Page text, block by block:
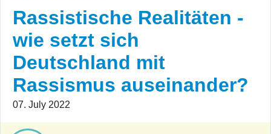
Rassistische Realitäten -
wie setzt sich
Deutschland mit
Rassismus auseinander?
07. July 2022